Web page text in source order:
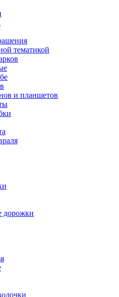
тематикой
и планшетов
дорожки